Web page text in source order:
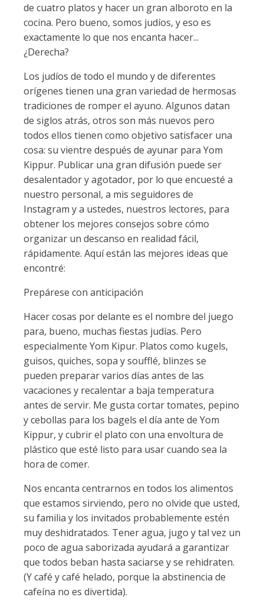
de cuatro platos y hacer un gran alboroto en la
cocina. Pero bueno, somos judíos, y eso es
exactamente lo que nos encanta hacer...
¿Derecha?
Los judíos de todo el mundo y de diferentes
orígenes tienen una gran variedad de hermosas
tradiciones de romper el ayuno. Algunos datan
de siglos atrás, otros son más nuevos pero
todos ellos tienen como objetivo satisfacer una
cosa: su vientre después de ayunar para Yom
Kippur. Publicar una gran difusión puede ser
desalentador y agotador, por lo que encuesté a
nuestro personal, a mis seguidores de
Instagram y a ustedes, nuestros lectores, para
obtener los mejores consejos sobre cómo
organizar un descanso en realidad fácil,
rápidamente. Aquí están las mejores ideas que
encontré:
Prepárese con anticipación
Hacer cosas por delante es el nombre del juego
para, bueno, muchas fiestas judías. Pero
especialmente Yom Kipur. Platos como kugels,
guisos, quiches, sopa y soufflé, blinzes se
pueden preparar varios días antes de las
vacaciones y recalentar a baja temperatura
antes de servir. Me gusta cortar tomates, pepino
y cebollas para los bagels el día ante de Yom
Kippur, y cubrir el plato con una envoltura de
plástico que esté listo para usar cuando sea la
hora de comer.
Nos encanta centrarnos en todos los alimentos
que estamos sirviendo, pero no olvide que usted,
su familia y los invitados probablemente estén
muy deshidratados. Tener agua, jugo y tal vez un
poco de agua saborizada ayudará a garantizar
que todos beban hasta saciarse y se rehidraten.
(Y café y café helado, porque la abstinencia de
cafeína no es divertida).